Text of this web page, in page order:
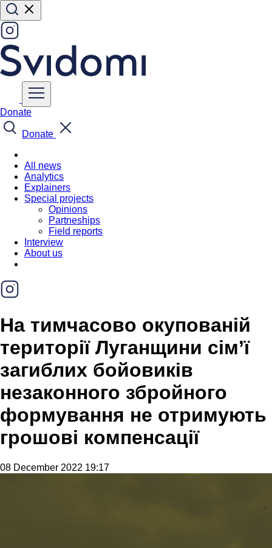
Donate
Donate
All news
Analytics
Explainers
Special projects
Opinions
Partneships
Field reports
Interview
About us
На тимчасово окупованій
території Луганщини сім’ї
загиблих бойовиків
незаконного збройного
формування не отримують
грошові компенсації
08 December 2022 19:17